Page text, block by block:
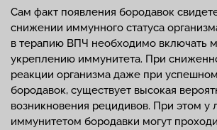
Сам факт появления бородавок
снижении иммунного статуса
в терапию ВПЧ необходимо включать
укреплению иммунитета. При
реакции организма даже при
бородавок, существует высокая
возникновения рецидивов. При этом
иммунитетом бородавки могут